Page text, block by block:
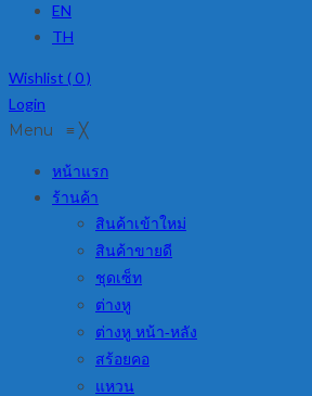
EN
TH
Wishlist (0)
Login
Menu ≡ ╳
หน้าแรก
ร้านค้า
สินค้าเข้าใหม่
สินค้าขายดี
ชุดเซ็ท
ต่างหู
ต่างหู หน้า-หลัง
สร้อยคอ
แหวน